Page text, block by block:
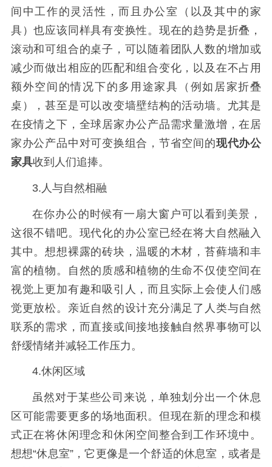
间中工作的灵活性，而且办公室（以及其中的家
具）也应该同样具有变换性。现在的趋势是折叠，
滚动和可组合的桌子，可以随着团队人数的增加或
减少而做出相应的匹配和组合变化，以及在不占用
额外空间的情况下的多用途家具（例如居家折叠
桌），甚至是可以改变墙壁结构的活动墙。尤其是
在疫情之下，全球居家办公产品需求量激增，在居
家办公产品中对可变换组合，节省空间的现代办公
家具收到人们追捧。
3.人与自然相融
在你办公的时候有一扇大窗户可以看到美景，
这很不错吧。现代化的办公室已经在将大自然融入
其中。想想裸露的砖块，温暖的木材，苔藓墙和丰
富的植物。自然的质感和植物的生命不仅使空间在
视觉上更加有趣和吸引人，而且实际上会使人们感
觉更放松。亲近自然的设计充分满足了人类与自然
联系的需求，而直接或间接地接触自然界事物可以
舒缓情绪并减轻工作压力。
4.休闲区域
虽然对于某些公司来说，单独划分出一个休息
区可能需要更多的场地面积。但现在新的理念和模
式正在将休闲理念和休闲空间整合到工作环境中。
想想“休息室”，它更像是一个舒适的休息室，或者是